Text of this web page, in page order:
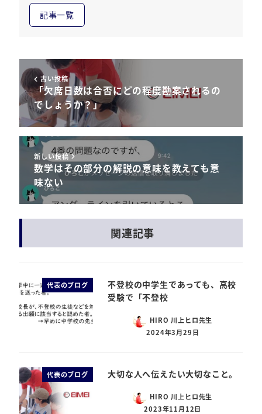
記事一覧
古い投稿
「欠席日数は合否にどの程度勘案されるの
でしょうか？」
新しい投稿
数学はその部分の解説の意味を教えても意
味ない
関連記事
代表のブログ
不登校の中学生であっても、高校
受験で「不登校
HIRO 川上ヒロ先生
2024年3月29日
代表のブログ 大切な人へ伝えたい大切なこと。
HIRO 川上ヒロ先生
2023年11月12日